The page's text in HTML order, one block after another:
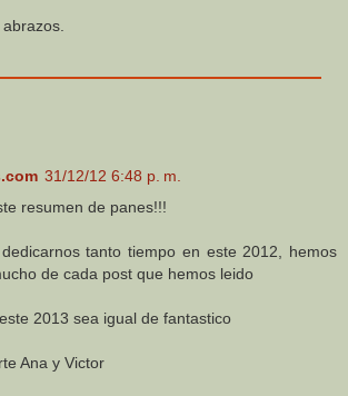
31/12/12 6:48 p. m.
resumen de panes!!!
tanto tiempo en este 2012, hemos
de cada post que hemos leido
2013 sea igual de fantastico
Ana y Victor